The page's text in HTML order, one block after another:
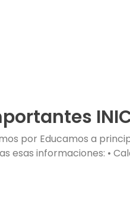
por Educamos a
informaciones: •